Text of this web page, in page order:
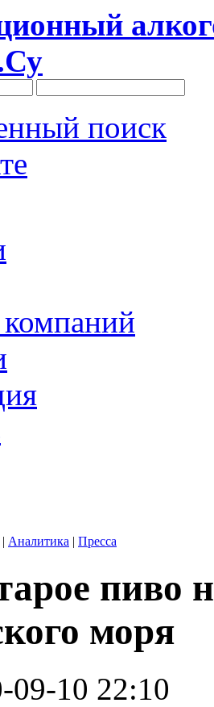
поиск
компаний
| Аналитика | Пресса
пиво
моря
09-10 22:10